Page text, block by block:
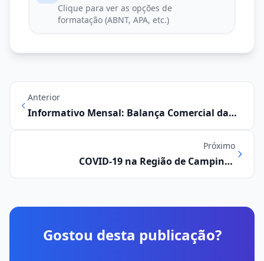
Clique para ver as opções de
formatação (ABNT, APA, etc.)
Anterior
Informativo Mensal: Balança Comercial da
Região Metropolitana de Campinas
Próximo
COVID-19 na Região de Campinas
V1|N10|Semana 29 (12/07 a 18/07)
Gostou desta publicação?